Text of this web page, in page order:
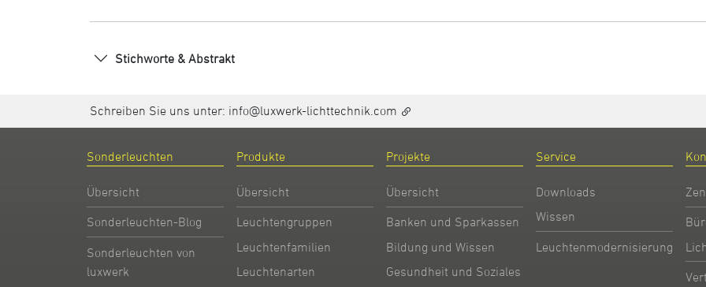
Stichworte & Abstrakt
Schreiben Sie uns unter: info@luxwerk-lichttechnik.com
Sonderleuchten
Übersicht
Sonderleuchten-Blog
Sonderleuchten von
luxwerk
Produkte
Übersicht
Leuchtengruppen
Leuchtenfamilien
Leuchtenarten
Projekte
Übersicht
Banken und Sparkassen
Bildung und Wissen
Gesundheit und Soziales
Service
Downloads
Wissen
Leuchtenmodernisierung